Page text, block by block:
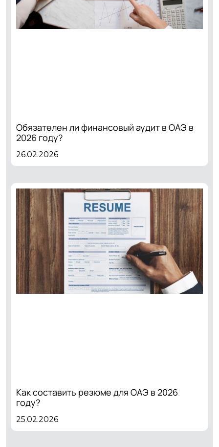
Обязателен ли финансовый аудит в ОАЭ в
2026 году?
26.02.2026
Как составить резюме для ОАЭ в 2026
году?
25.02.2026